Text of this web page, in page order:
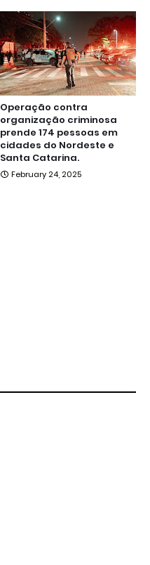
Operação contra
organização criminosa
prende 174 pessoas em
cidades do Nordeste e
Santa Catarina.
February 24, 2025